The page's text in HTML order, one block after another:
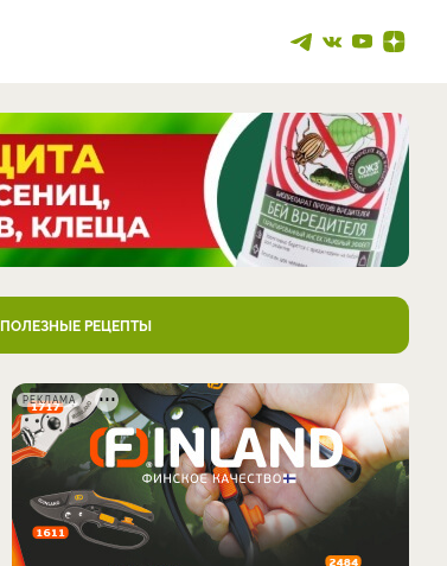
ПОЛЕЗНЫЕ РЕЦЕПТЫ
РЕКЛАМА